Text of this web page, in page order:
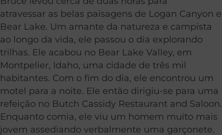
atravessar as belas paisagens de Logan Canyon e
Bear Lake. Um amante da natureza e campista
ao longo da vida, ele passou o dia explorando
trilhas. Ele acabou no Bear Lake Valley, em
Montpelier, Idaho, uma cidade de três mil
habitantes. Com o fim do dia, ele encontrou um
motel para a noite. Ele então dirigiu-se para uma
refeição no Butch Cassidy Restaurant and Saloon.
Enquanto comia, ele viu um homem muito mais
jovem assediando verbalmente uma garçonete.